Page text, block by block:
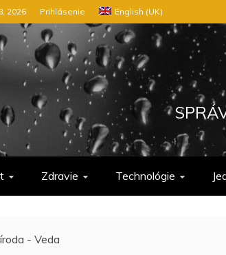
2026 Prihlásenie English (UK)
Zdravie Technológie
- Veda